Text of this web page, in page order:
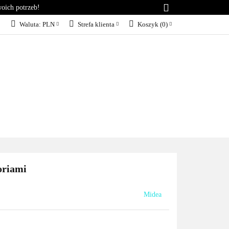
potrzeb!
Waluta: PLN Strefa klienta Koszyk (0)
KONTAKT
Midea